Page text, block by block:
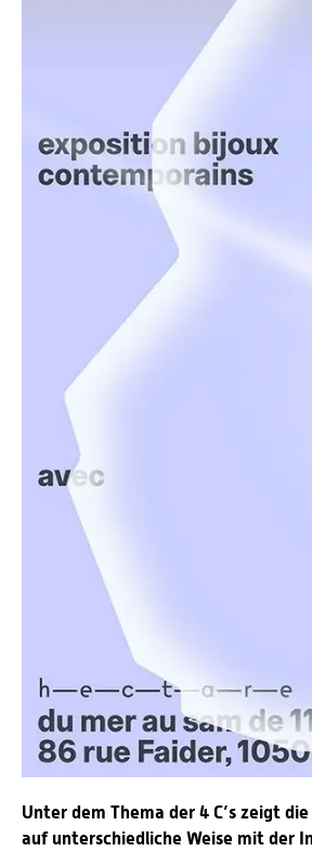
Unter dem Thema der 4 C’s zeigt
auf unterschiedliche Weise mit der